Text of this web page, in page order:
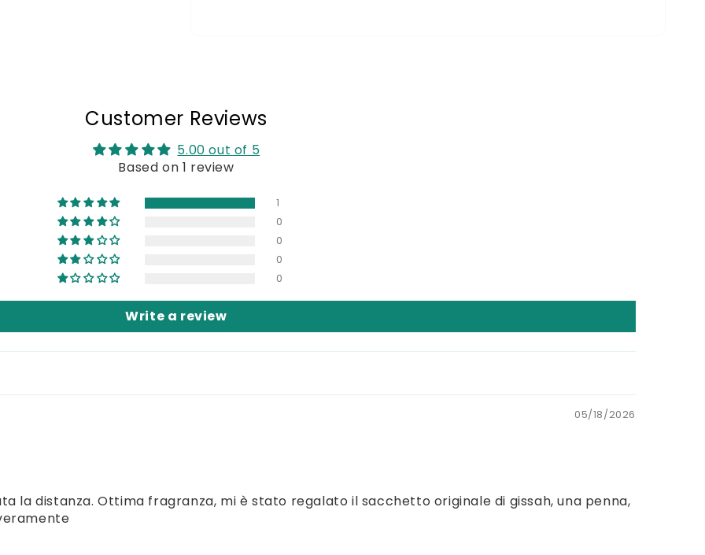
Customer Reviews
5.00 out of 5
Based on 1 review
1
0
0
0
0
Write a review
05/18/2026
la distanza. Ottima fragranza, mi è stato regalato il sacchetto originale di gissah, una penna,